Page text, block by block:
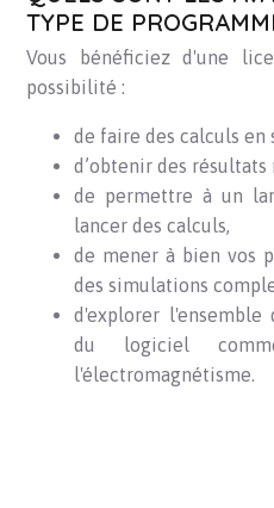
TYPE DE
Vous bénéficiez d'une
possibilité :
de faire des calculs en
d’obtenir des résultats
de permettre à un
lancer des calculs,
de mener à bien vos
des simulations
d'explorer l'ensemble
du logiciel
l'électromagnétisme.